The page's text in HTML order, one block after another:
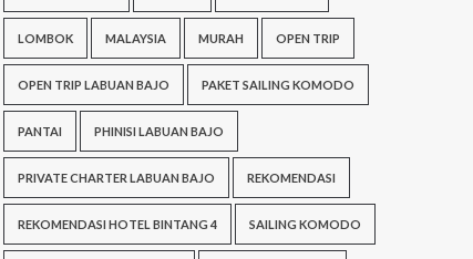
LOMBOK MALAYSIA MURAH OPEN TRIP
OPEN TRIP LABUAN BAJO PAKET SAILING KOMODO
PANTAI PHINISI LABUAN BAJO
PRIVATE CHARTER LABUAN BAJO REKOMENDASI
REKOMENDASI HOTEL BINTANG 4 SAILING KOMODO